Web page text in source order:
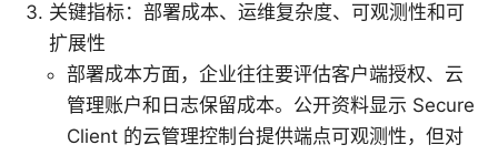
关键指标：部署成本、运维复杂度、可观测性和可
扩展性
部署成本方面，企业往往要评估客户端授权、云
管理账户和日志保留成本。公开资料显示 Secure
Client 的云管理控制台提供端点可观测性，但对